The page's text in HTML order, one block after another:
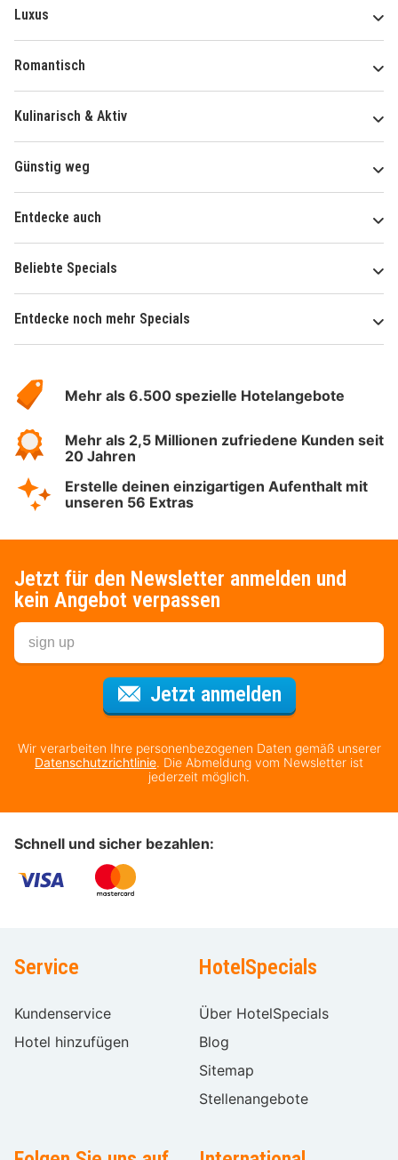
Luxus
Romantisch
Kulinarisch & Aktiv
Günstig weg
Entdecke auch
Beliebte Specials
Entdecke noch mehr Specials
Hotelspecials
Mehr als 6.500 spezielle Hotelangebote
Mehr als 2,5 Millionen zufriedene Kunden seit
20 Jahren
Erstelle deinen einzigartigen Aufenthalt mit
unseren 56 Extras
Jetzt für den Newsletter anmelden und
kein Angebot verpassen
Jetzt anmeldenFür den
Wir verarbeiten Ihre personenbezogenen Daten gemäß unserer
Datenschutzrichtlinie. Die Abmeldung vom Newsletter ist
jederzeit möglich.
Schnell und sicher bezahlen:
Service
Kundenservice
Hotel hinzufügen
HotelSpecials
Über HotelSpecials
Blog
Sitemap
Stellenangebote